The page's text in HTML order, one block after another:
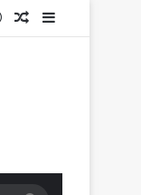
Log InRandom Article
Sidebar